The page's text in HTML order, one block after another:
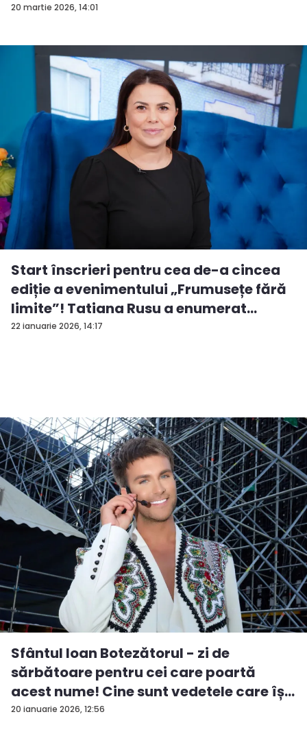
20 martie 2026, 14:01
22 ianuarie 2026, 14:17
Start înscrieri pentru cea de-a cincea
ediție a evenimentului „Frumusețe fără
limite”! Tatiana Rusu a enumerat
criter...
20 ianuarie 2026, 12:56
Sfântul Ioan Botezătorul - zi de
sărbătoare pentru cei care poartă
acest nume! Cine sunt vedetele care îș...